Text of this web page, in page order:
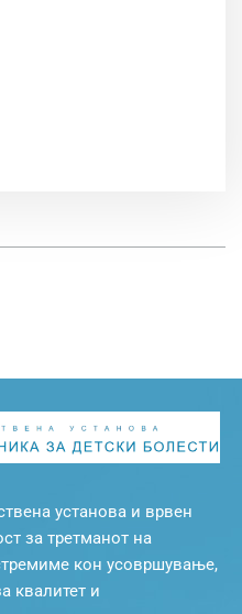
установа и врвен
за третманот на
кон усовршување,
квалитет и